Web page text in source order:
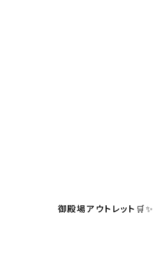
御殿場アウトレット🛒✨